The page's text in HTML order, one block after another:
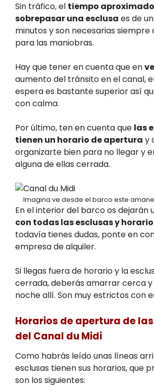
Sin tráfico, el tiempo
sobrepasar una esclusa es de
minutos y son necesarias siempre
para las maniobras.
Hay que tener en cuenta que en
aumento del tránsito en el canal,
espera es bastante superior así
con calma.
Por último, ten en cuenta que las
tienen un horario de apertura y
organizarte bien para no llegar y
alguna de ellas cerrada.
Imagina ve desde el barco este
En el interior del barco os dejarán
con todas las esclusas y
todavía tienes dudas, ponte en
empresa de alquiler.
Si llegas fuera de horario y la
cerrada, deberás amarrar cerca
noche allí. Son muy estrictos con
Horarios de apertura de
del Canal du Midi
Como habrás leído unas líneas
esclusas tienen sus horarios, que
son los siguientes: